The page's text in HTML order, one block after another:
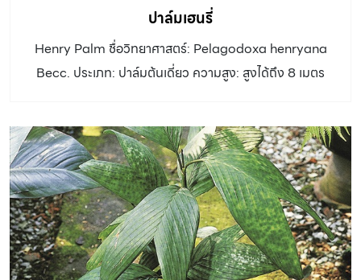
ปาล์มเฮนรี่
Henry Palm ชื่อวิทยาศาสตร์: Pelagodoxa henryana
Becc. ประเภท: ปาล์มต้นเดี่ยว ความสูง: สูงได้ถึง 8 เมตร
ศูนย์กลาง 15 เซนติเมตร ใบ: ใบเดี่ยว ขอบใบจักตื้น แผ่นใบ
กว้าง 1 เมตร ยาว 2 เมตร ปลายใบจักเว้าเป็นสองแฉก ใต้ใบมี
นวลสีขาว ก้านใบยาว 50 เซนติเมตร ช่อดอก:ดอกสมบูรณ์
เพศ ออกระหว่างกาบใบ ช่อแผ่กระจายยาว 50 เซนติเมตร ผล:
ผลรวม ขนาดใหญ่ถึง 6 เซนติเมตร มีเปลือกแข็งคล้ายเนื้อไม้
แตกเป็นสะเก็ด เมื่อสุกสีน้ำตาล ดิน: ดินอุดมสมบูรณ์
แสงแดด: รำไร ขยายพันธุ์: เพาะเมล็ด ใช้เวลานาน 6 […]